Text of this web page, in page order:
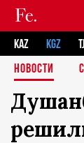
KAZ KGZ
НОВОСТИ